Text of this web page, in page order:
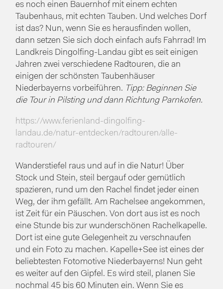
es noch einen Bauernhof mit einem echten
Taubenhaus, mit echten Tauben. Und welches Dorf
ist das? Nun, wenn Sie es herausfinden wollen,
dann setzen Sie sich doch einfach aufs Fahrrad! Im
Landkreis Dingolfing-Landau gibt es seit einigen
Jahren zwei verschiedene Radtouren, die an
einigen der schönsten Taubenhäuser
Niederbayerns vorbeiführen. Tipp: Beginnen Sie
die Tour in Pilsting und dann Richtung Parnkofen.
https://www.ferienland-dingolfing-
landau.de/natur-entdecken/radtouren/alle-
radtouren/
Wanderstiefel raus und auf in die Natur! Über
Stock und Stein, steil bergauf oder gemütlich
spazieren, rund um den Rachel findet jeder einen
Weg, der ihm gefällt. Am Rachelsee angekommen,
ist Zeit für ein Päuschen. Von dort aus ist es noch
eine Stunde bis zur wunderschönen Rachelkapelle.
Dort ist eine gute Gelegenheit zu verschnaufen
und ein Foto zu machen. Kapelle+See ist eines der
beliebtesten Fotomotive Niederbayerns! Nun geht
es weiter auf den Gipfel. Es wird steil, planen Sie
nochmal 45 bis 60 Minuten ein. Wenn Sie es